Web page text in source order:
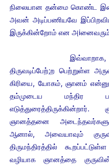
நிலையான தன்மை கொண்ட
அவன் அடிப்பணியவே
இருக்கின்றோம் என
இவ்வாறாக, உயர்
திருவடிப்பேற்;ற பெற்றுள்ள
கிரியை, யோகம், ஞானம்
தம்முடைய மந்திர
ஞானத்தனை அடைந்தவர்களுள்
ஆனால், அவையாவும்
திருமந்திரத்தில்
வழியாக ஞானத்தை